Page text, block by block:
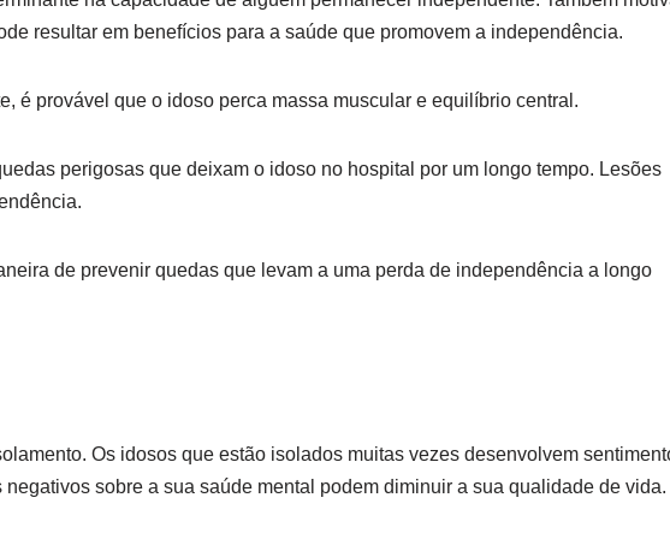
resultar em benefícios para a saúde que promovem a independência.
é provável que o idoso perca massa muscular e equilíbrio central.
perigosas que deixam o idoso no hospital por um longo tempo. Lesões
de prevenir quedas que levam a uma perda de independência a longo
Os idosos que estão isolados muitas vezes desenvolvem
sobre a sua saúde mental podem diminuir a sua qualidade de vida.